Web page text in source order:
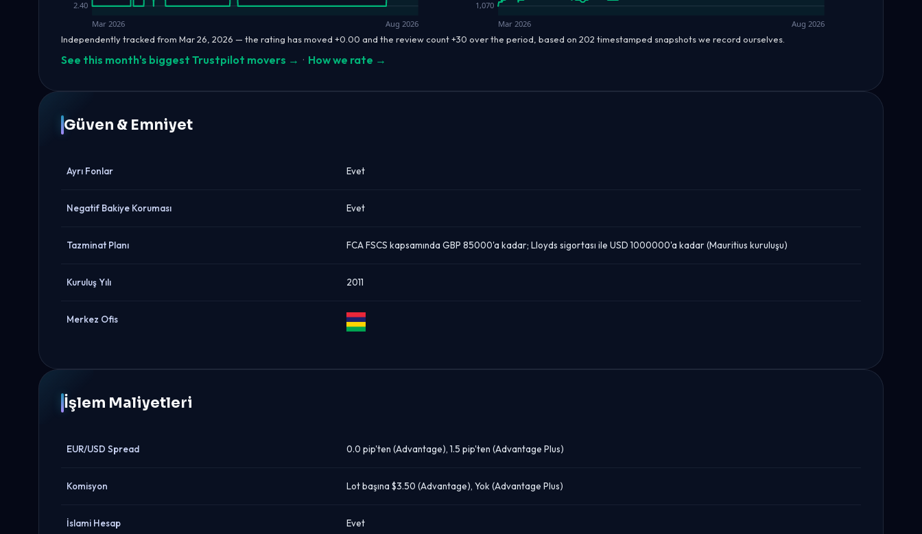
2.40
Mar 2026 Aug 2026
1,070
Mar 2026 Aug 2026
Independently tracked from Mar 26, 2026 — the rating has moved +0.00 and the review count +30 over the period, based on 202 timestamped snapshots we record ourselves.
See this month's biggest Trustpilot movers → · How we rate →
Güven & Emniyet
Ayrı Fonlar Evet
Negatif Bakiye Koruması Evet
Tazminat Planı FCA FSCS kapsamında GBP 85000'a kadar; Lloyds sigortası ile USD 1000000'a kadar (Mauritius kuruluşu)
Kuruluş Yılı 2011
Merkez Ofis
İşlem Maliyetleri
EUR/USD Spread 0.0 pip'ten (Advantage), 1.5 pip'ten (Advantage Plus)
Komisyon Lot başına $3.50 (Advantage), Yok (Advantage Plus)
İslami Hesap Evet